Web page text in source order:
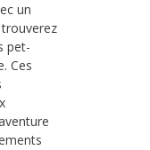
un
pet-
Ces